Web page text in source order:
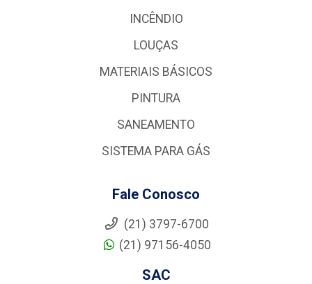
INCÊNDIO
LOUÇAS
MATERIAIS BÁSICOS
PINTURA
SANEAMENTO
SISTEMA PARA GÁS
Fale Conosco
(21) 3797-6700
(21) 97156-4050
SAC